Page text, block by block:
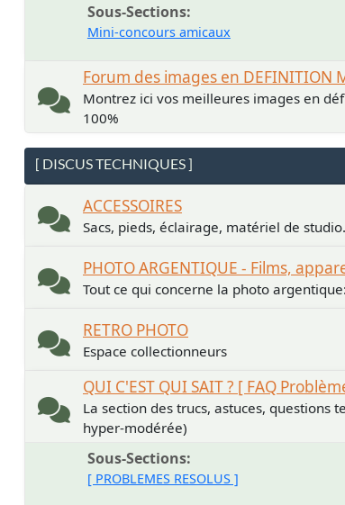
Sous-Sections
Mini-concours amicaux
Forum des images en DEFINITION
Montrez ici vos meilleures images en
100%
[ DISCUS TECHNIQUES ]
ACCESSOIRES
Sacs, pieds, éclairage, matériel de
PHOTO ARGENTIQUE - Films,
Tout ce qui concerne la photo
RETRO PHOTO
Espace collectionneurs
QUI C'EST QUI SAIT ? [ FAQ
La section des trucs, astuces, questions
hyper-modérée)
Sous-Sections
[ PROBLEMES RESOLUS ]